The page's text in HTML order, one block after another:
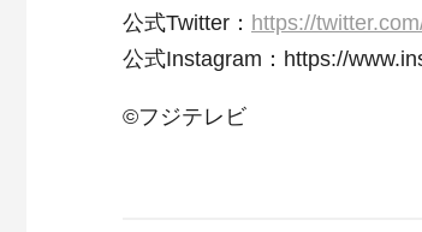
公式Twitter： https://
公式Instagram：https://
©フジテレビ